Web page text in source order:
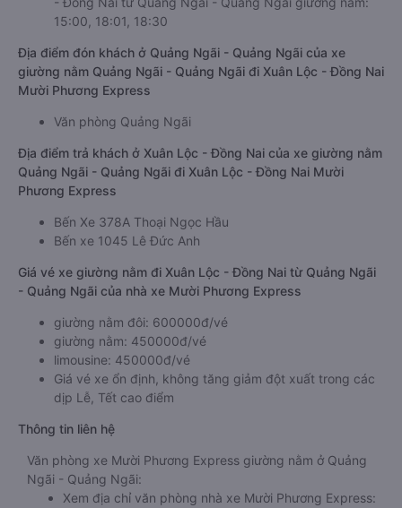
15:00, 18:01, 18:30
Địa điểm đón khách ở Quảng Ngãi - Quảng Ngãi của xe
giường nằm Quảng Ngãi - Quảng Ngãi đi Xuân Lộc - Đồng Nai
Mười Phương Express
Văn phòng Quảng Ngãi
Địa điểm trả khách ở Xuân Lộc - Đồng Nai của xe giường nằm
Quảng Ngãi - Quảng Ngãi đi Xuân Lộc - Đồng Nai Mười
Phương Express
Bến Xe 378A Thoại Ngọc Hầu
Bến xe 1045 Lê Đức Anh
Giá vé xe giường nằm đi Xuân Lộc - Đồng Nai từ Quảng Ngãi
- Quảng Ngãi của nhà xe Mười Phương Express
giường nằm đôi: 600000đ/vé
giường nằm: 450000đ/vé
limousine: 450000đ/vé
Giá vé xe ổn định, không tăng giảm đột xuất trong các
dịp Lễ, Tết cao điểm
Thông tin liên hệ
Văn phòng xe Mười Phương Express giường nằm ở Quảng
Ngãi - Quảng Ngãi:
Xem địa chỉ văn phòng nhà xe Mười Phương Express: